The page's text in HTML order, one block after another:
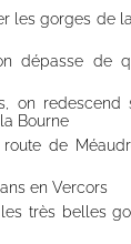
les gorges de
dépasse de
on redescend
Bourne
de
en Vercors
très belles